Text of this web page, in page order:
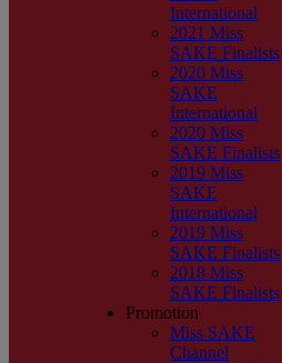
International
2021 Miss
SAKE Finalists
2020 Miss
SAKE
International
2020 Miss
SAKE Finalists
2019 Miss
SAKE
International
2019 Miss
SAKE Finalists
2018 Miss
SAKE Finalists
Promotion
Miss SAKE
Channel